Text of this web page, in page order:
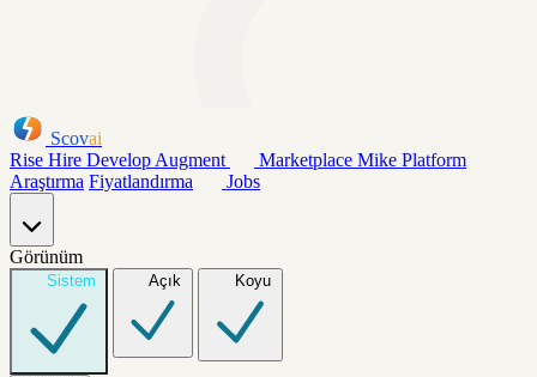
Scovai
Rise Hire Develop Augment Marketplace Mike Platform
Araştırma Fiyatlandırma Jobs
Görünüm
Sistem Açık Koyu